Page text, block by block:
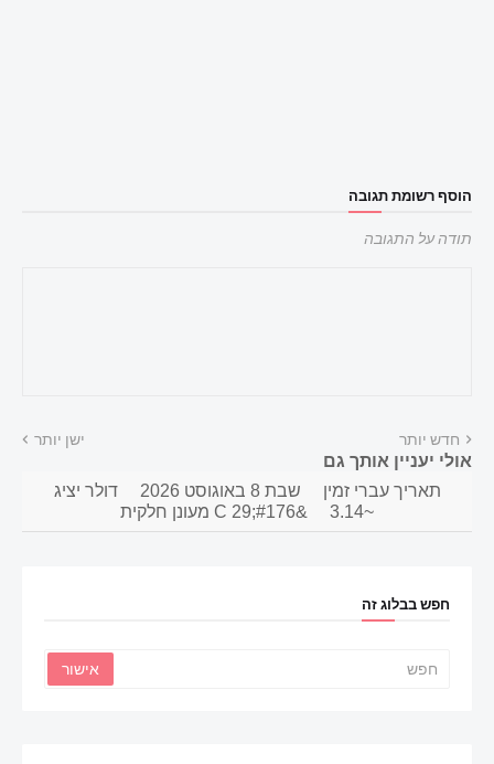
הוסף רשומת תגובה
תודה על התגובה
חדש יותר ישן יותר
אולי יעניין אותך גם
תאריך עברי זמין שבת 8 באוגוסט 2026
דולר יציג
~3.14
&#176;C 29 מעונן חלקית
חפש בבלוג זה